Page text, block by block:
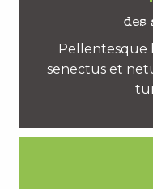
des
Pellentesque
senectus et